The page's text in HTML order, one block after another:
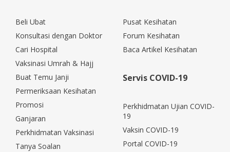
Beli Ubat
Konsultasi dengan Doktor
Cari Hospital
Vaksinasi Umrah & Hajj
Buat Temu Janji
Permeriksaan Kesihatan
Promosi
Ganjaran
Perkhidmatan Vaksinasi
Tanya Soalan
Pusat Kesihatan
Forum Kesihatan
Baca Artikel Kesihatan
Servis COVID-19
Perkhidmatan Ujian COVID-
19
Vaksin COVID-19
Portal COVID-19